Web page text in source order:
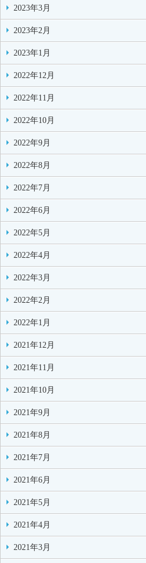
2023年3月
2023年2月
2023年1月
2022年12月
2022年11月
2022年10月
2022年9月
2022年8月
2022年7月
2022年6月
2022年5月
2022年4月
2022年3月
2022年2月
2022年1月
2021年12月
2021年11月
2021年10月
2021年9月
2021年8月
2021年7月
2021年6月
2021年5月
2021年4月
2021年3月